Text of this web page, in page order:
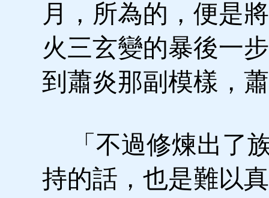
月，所為的，便是
火三玄變的暴後一
到蕭炎那副模樣，
「不過修煉出了
持的話，也是難以